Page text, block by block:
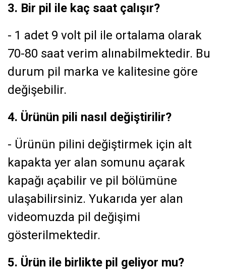
3. Bir pil ile kaç saat çalışır?
- 1 adet 9 volt pil ile ortalama olarak
70-80 saat verim alınabilmektedir. Bu
durum pil marka ve kalitesine göre
değişebilir.
4. Ürünün pili nasıl değiştirilir?
- Ürünün pilini değiştirmek için alt
kapakta yer alan somunu açarak
kapağı açabilir ve pil bölümüne
ulaşabilirsiniz. Yukarıda yer alan
videomuzda pil değişimi
gösterilmektedir.
5. Ürün ile birlikte pil geliyor mu?